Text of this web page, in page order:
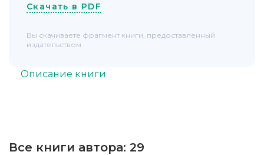
Описание книги
Все книги автора: 29
Скачать в PDF
Вы скачиваете фрагмент книги, предоставленный
издательством